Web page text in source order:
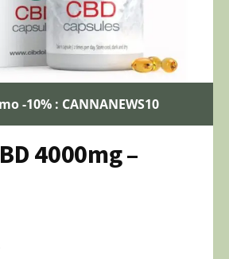
-10% : CANNANEWS10
4000mg –